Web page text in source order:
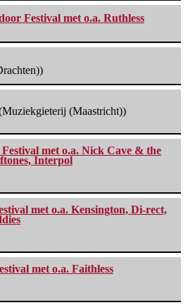
Festival met o.a. Ruthless
(Maastricht))
Festival met o.a. Nick Cave & the
Interpol
met o.a. Kensington, Di-rect,
met o.a. Faithless